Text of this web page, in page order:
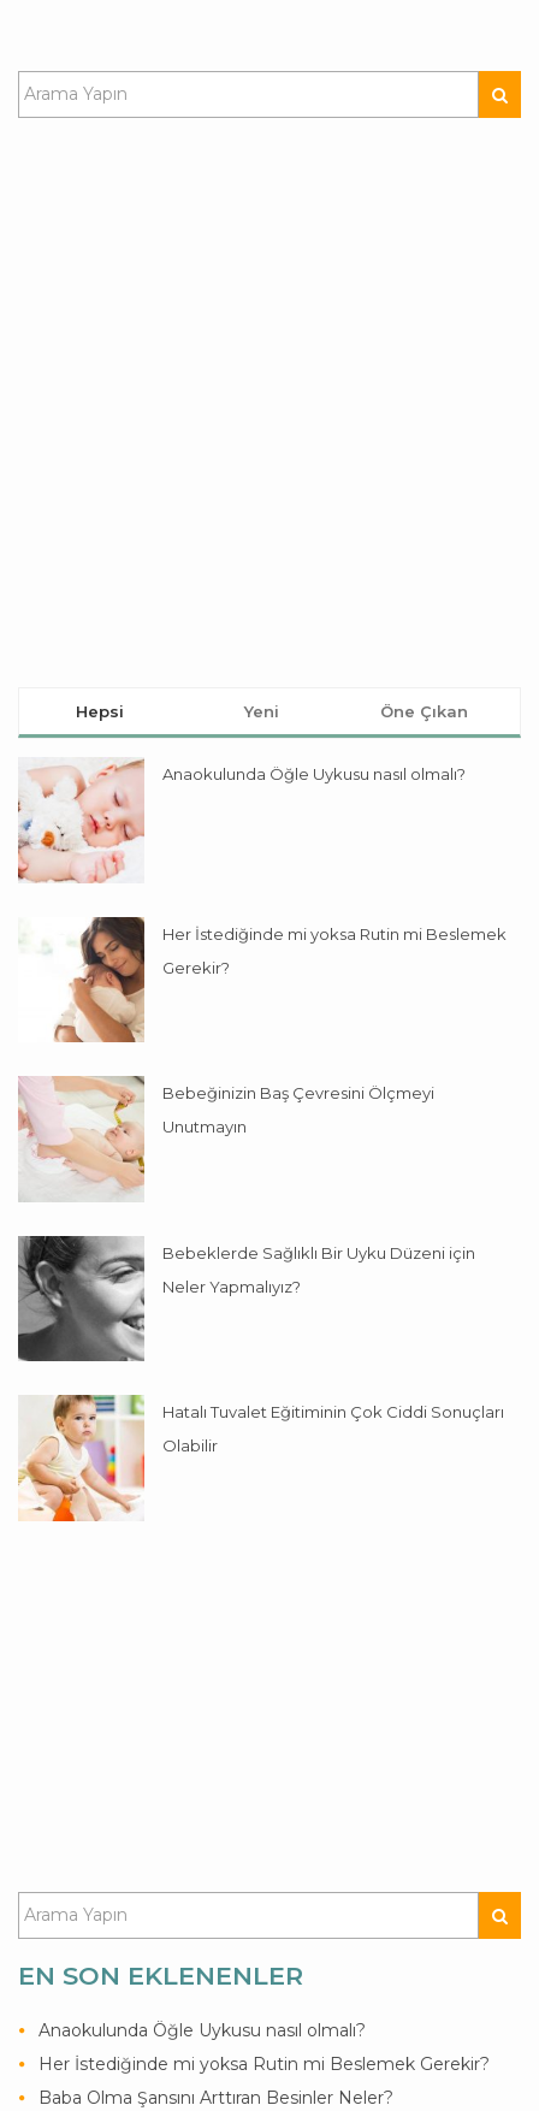
Hepsi Yeni Öne Çıkan
Anaokulunda Öğle Uykusu nasıl olmalı?
Her İstediğinde mi yoksa Rutin mi Beslemek
Gerekir?
Bebeğinizin Baş Çevresini Ölçmeyi
Unutmayın
Bebeklerde Sağlıklı Bir Uyku Düzeni için
Neler Yapmalıyız?
Hatalı Tuvalet Eğitiminin Çok Ciddi Sonuçları
Olabilir
EN SON EKLENENLER
Anaokulunda Öğle Uykusu nasıl olmalı?
Her İstediğinde mi yoksa Rutin mi Beslemek Gerekir?
Baba Olma Şansını Arttıran Besinler Neler?